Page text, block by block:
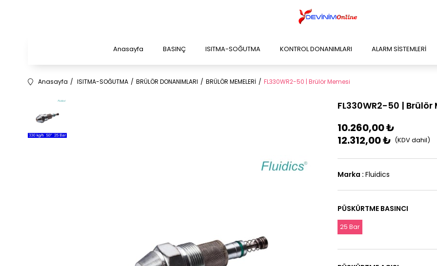
Anasayfa BASINÇ ISITMA-SOĞUTMA KONTROL DONANIMLARI ALARM SİSTEMLERİ
Anasayfa ISITMA-SOĞUTMA BRÜLÖR DONANIMLARI BRÜLÖR MEMELERİ FL330WR2-50 | Brülör Memesi
FL330WR2-50 | Brülör
10.260,00 ₺
12.312,00 ₺
Marka : Fluidics
PÜSKÜRTME BASINCI
25 Bar